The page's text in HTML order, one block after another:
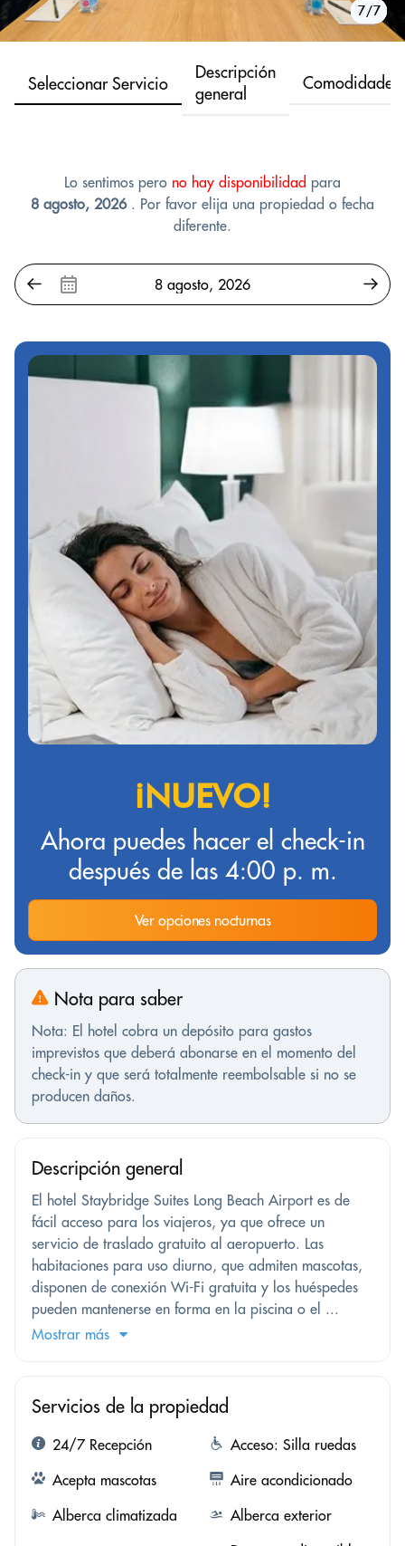
1/7
2/7
3/7
4/7
5/7
6/7
7/7
Seleccionar Servicio
Descripción
general
Comodidades
Lo sentimos pero no hay disponibilidad para
8 agosto, 2026. Por favor elija una propiedad o fecha
diferente.
¡NUEVO!
Ahora puedes hacer el check-in
después de las 4:00 p. m.
Ver opciones nocturnas
Nota para saber
Nota: El hotel cobra un depósito para gastos
imprevistos que deberá abonarse en el momento del
check-in y que será totalmente reembolsable si no se
producen daños.
Descripción general
El hotel Staybridge Suites Long Beach Airport es de
fácil acceso para los viajeros, ya que ofrece un
servicio de traslado gratuito al aeropuerto. Las
habitaciones para uso diurno, que admiten mascotas,
disponen de conexión Wi-Fi gratuita y los huéspedes
pueden mantenerse en forma en la piscina o el ...
Mostrar más
Servicios de la propiedad
24/7 Recepción
Acceso: Silla ruedas
Acepta mascotas
Aire acondicionado
Alberca climatizada
Alberca exterior